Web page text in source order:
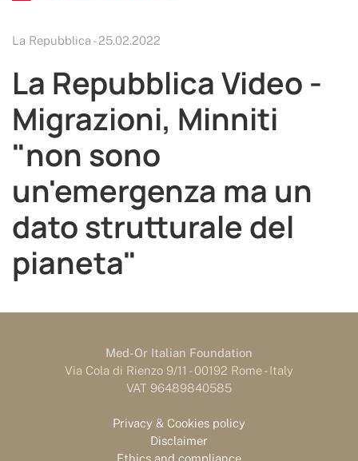
La Repubblica - 25.02.2022
La Repubblica Video -
Migrazioni, Minniti
"non sono
un'emergenza ma un
dato strutturale del
pianeta"
Med-Or Italian Foundation
Via Cola di Rienzo 9/11 - 00192 Rome - Italy
VAT 96489840585
Privacy & Cookies policy
Disclaimer
Ethics and compliance